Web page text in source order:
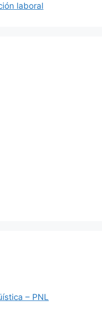
laboral
– PNL